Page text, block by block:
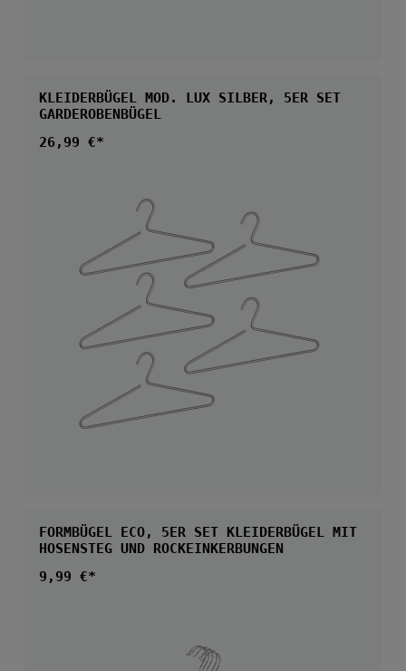
KLEIDERBÜGEL MOD. LUX SILBER, 5ER SET
GARDEROBENBÜGEL
Regulärer Preis:
26,99 €*
FORMBÜGEL ECO, 5ER SET KLEIDERBÜGEL MIT
HOSENSTEG UND ROCKEINKERBUNGEN
Regulärer Preis:
9,99 €*